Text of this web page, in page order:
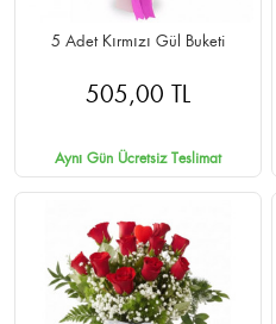
5 Adet Kırmızı Gül Buketi
505,00 TL
Aynı Gün Ücretsiz Teslimat